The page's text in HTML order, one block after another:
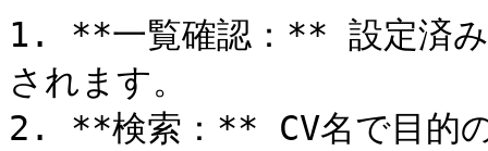
1. **一覧確認：** 設定済み
されます。
2. **検索：** CV名で目的